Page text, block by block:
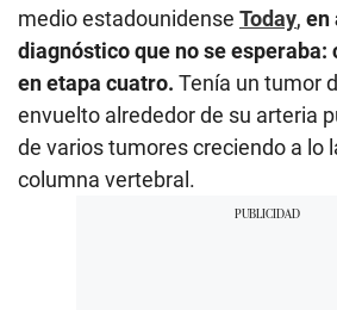
medio estadounidense Today, en
diagnóstico que no se esperaba:
en etapa cuatro. Tenía un tumor
envuelto alrededor de su arteria
de varios tumores creciendo a lo
columna vertebral.